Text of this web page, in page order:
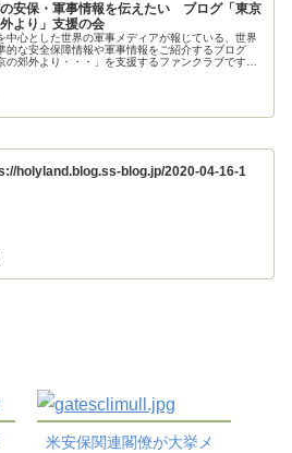
安保・軍事情報を伝えたい ブログ「東京
より」支援の会
中心とした世界の軍事メディアが報じている、世界
的な安全保障情報や軍事情報をご紹介するブログ
の郊外より・・・」を支援するファンクラブです。
holyland.blog.ss-blog.jp/2020-04-16-1
米安保関連閣僚が大挙メ